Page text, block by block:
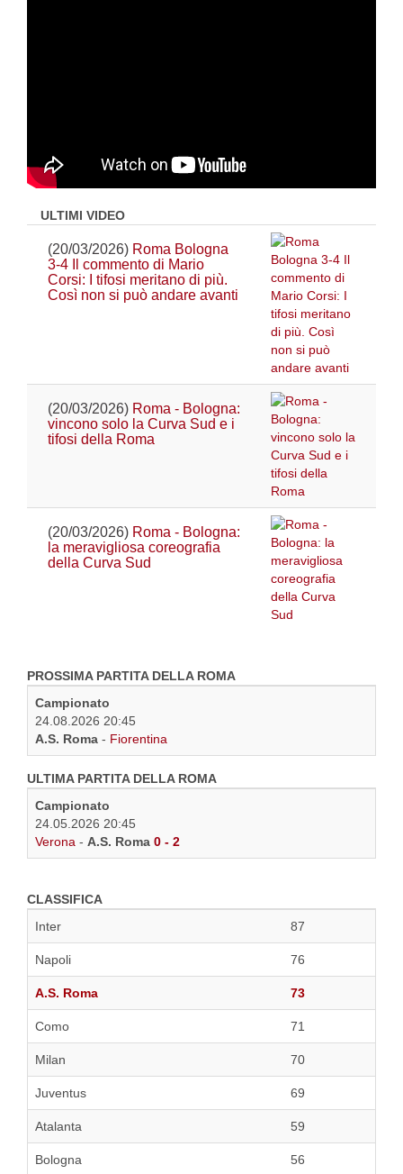
ULTIMI VIDEO
(20/03/2026) Roma Bologna
3-4 Il commento di Mario
Corsi: I tifosi meritano di più.
Così non si può andare avanti
(20/03/2026) Roma - Bologna:
vincono solo la Curva Sud e i
tifosi della Roma
(20/03/2026) Roma - Bologna:
la meravigliosa coreografia
della Curva Sud
PROSSIMA PARTITA DELLA ROMA
Campionato
24.08.2026 20:45
A.S. Roma - Fiorentina
ULTIMA PARTITA DELLA ROMA
Campionato
24.05.2026 20:45
Verona - A.S. Roma 0 - 2
CLASSIFICA
Inter
87
Napoli 76
A.S. Roma 73
Como 71
Milan 70
Juventus 69
Atalanta 59
Bologna 56